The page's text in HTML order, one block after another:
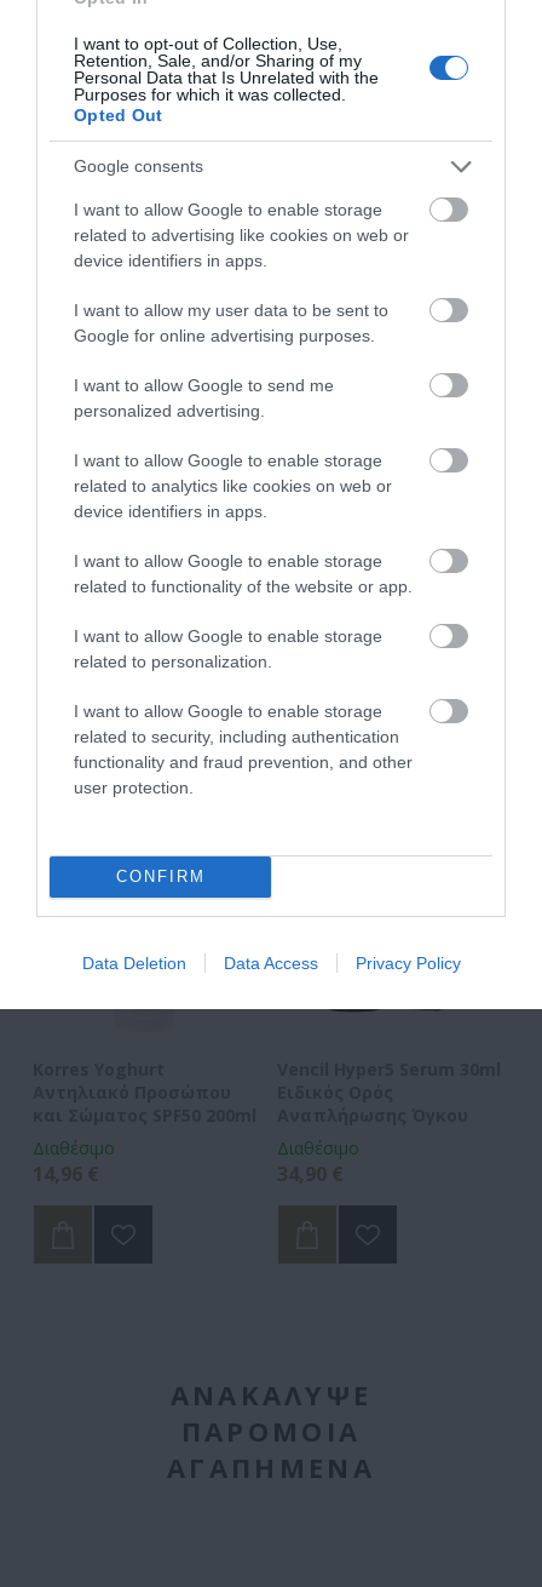
I want to opt-out of Collection, Use,
Retention, Sale, and/or Sharing of my
Personal Data that Is Unrelated with the
Purposes for which it was collected.
Opted Out
Google consents
I want to allow Google to enable storage
related to advertising like cookies on web or
device identifiers in apps.
I want to allow my user data to be sent to
Google for online advertising purposes.
I want to allow Google to send me
personalized advertising.
I want to allow Google to enable storage
related to analytics like cookies on web or
device identifiers in apps.
I want to allow Google to enable storage
related to functionality of the website or app.
I want to allow Google to enable storage
related to personalization.
I want to allow Google to enable storage
related to security, including authentication
functionality and fraud prevention, and other
user protection.
CONFIRM
Data Deletion Data Access Privacy Policy
Δίνει όγκο, ελαστικότητα & φυσική λάμψη.
Η ιδανική τελευταία πινελιά για υγιή & αστραφτερά μαλλιά.
Hair Elixir Serum – Overnight Magic (300ml)
Ορός-θαύμα με φυσικά έλαια δεντρολίβανου, φασκόμηλου, καρύδας,
καστορέλαιο, αμυγδαλέλαιο και αιθέριο έλαιο δυόσμου.
Θρέφει σε βάθος το τριχωτό και την τρίχα.
Προστατεύει από την ξηρότητα.
Ενισχύει την αντοχή και προάγει τη φυσική ανάπτυξη.
Χρησιμοποιείται τη νύχτα για αναδόμηση όσο κοιμάσαι.
ΤΟ BODYFACE ΣΟΥ
ΠΡΟΤΕΙΝΕΙ
Διαθέσιμο
14,96 €
Διαθέσιμο
34,90 €
ΑΝΑΚΆΛΥΨΕ
ΠΑΡΌΜΟΙΑ
ΑΓΑΠΗΜΈΝΑ